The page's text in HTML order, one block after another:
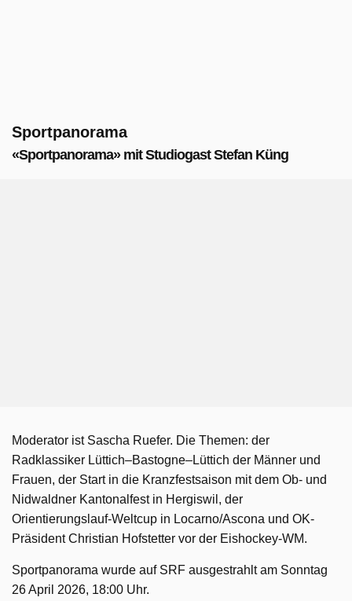
Sportpanorama
«Sportpanorama» mit Studiogast Stefan Küng
Moderator ist Sascha Ruefer. Die Themen: der
Radklassiker Lüttich–Bastogne–Lüttich der Männer und
Frauen, der Start in die Kranzfestsaison mit dem Ob- und
Nidwaldner Kantonalfest in Hergiswil, der
Orientierungslauf-Weltcup in Locarno/Ascona und OK-
Präsident Christian Hofstetter vor der Eishockey-WM.
Sportpanorama wurde auf SRF ausgestrahlt am Sonntag
26 April 2026, 18:00 Uhr.